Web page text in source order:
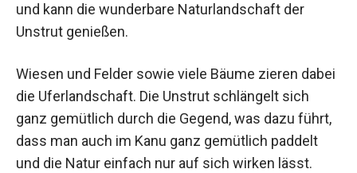
und kann die wunderbare Naturlandschaft der
Unstrut genießen.
Wiesen und Felder sowie viele Bäume zieren dabei
die Uferlandschaft. Die Unstrut schlängelt sich
ganz gemütlich durch die Gegend, was dazu führt,
dass man auch im Kanu ganz gemütlich paddelt
und die Natur einfach nur auf sich wirken lässt.